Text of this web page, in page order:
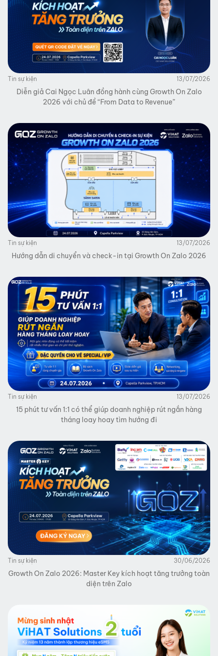
Tin sự kiện 13/07/2026
Diễn giả Cai Ngọc Luân đồng hành cùng Growth On Zalo
2026 với chủ đề “From Data to Revenue”
Tin sự kiện 13/07/2026
Hướng dẫn di chuyển và check-in tại Growth On Zalo 2026
Tin sự kiện 13/07/2026
15 phút tư vấn 1:1 có thể giúp doanh nghiệp rút ngắn hàng
tháng loay hoay tìm hướng đi
Tin sự kiện 30/06/2026
Growth On Zalo 2026: Master Key kích hoạt tăng trưởng toàn
diện trên Zalo